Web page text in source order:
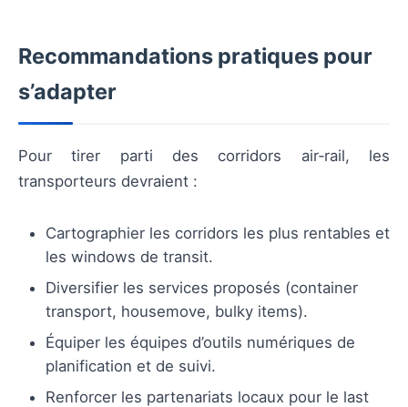
Recommandations pratiques pour
s’adapter
Pour tirer parti des corridors air‑rail, les
transporteurs devraient :
Cartographier les corridors les plus rentables et
les windows de transit.
Diversifier les services proposés (container
transport, housemove, bulky items).
Équiper les équipes d’outils numériques de
planification et de suivi.
Renforcer les partenariats locaux pour le last